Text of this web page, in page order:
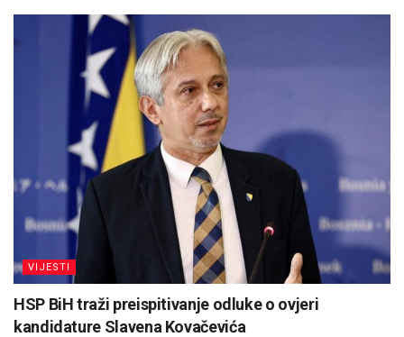
VIJESTI
HSP BiH traži preispitivanje odluke o ovjeri
kandidature Slavena Kovačevića